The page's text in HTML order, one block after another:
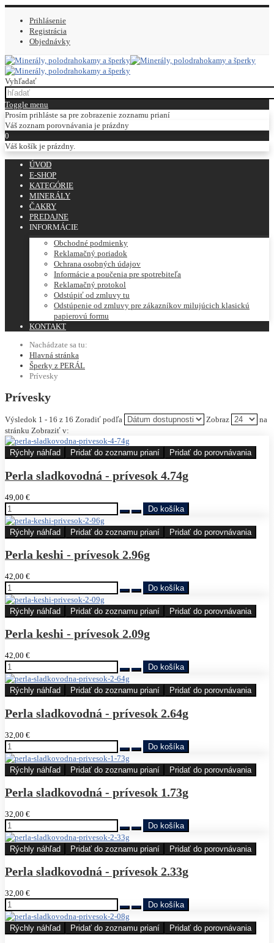
Prihlásenie
Registrácia
Objednávky
Vyhľadať
Toggle menu
Prosím prihláste sa pre zobrazenie zoznamu prianí
Váš zoznam porovnávania je prázdny
0
Váš košík je prázdny.
ÚVOD
E-SHOP
KATEGÓRIE
MINERÁLY
ČAKRY
PREDAJNE
INFORMÁCIE
Obchodné podmienky
Reklamačný poriadok
Ochrana osobných údajov
Informácie a poučenia pre spotrebiteľa
Reklamačný protokol
Odstúpiť od zmluvy tu
Odstúpenie od zmluvy pre zákazníkov milujúcich klasickú
papierovú formu
KONTAKT
Nachádzate sa tu:
Hlavná stránka
Šperky z PERÁL
Prívesky
Prívesky
Výsledok 1 - 16 z 16 Zoradiť podľa Zobraz
na
stránku Zobraziť v:
Rýchly náhľad Pridať do zoznamu prianí Pridať do porovnávania
Perla sladkovodná - prívesok 4.74g
49,00 €
Rýchly náhľad Pridať do zoznamu prianí Pridať do porovnávania
Perla keshi - prívesok 2.96g
42,00 €
Rýchly náhľad Pridať do zoznamu prianí Pridať do porovnávania
Perla keshi - prívesok 2.09g
42,00 €
Rýchly náhľad Pridať do zoznamu prianí Pridať do porovnávania
Perla sladkovodná - prívesok 2.64g
32,00 €
Rýchly náhľad Pridať do zoznamu prianí Pridať do porovnávania
Perla sladkovodná - prívesok 1.73g
32,00 €
Rýchly náhľad Pridať do zoznamu prianí Pridať do porovnávania
Perla sladkovodná - prívesok 2.33g
32,00 €
Rýchly náhľad Pridať do zoznamu prianí Pridať do porovnávania